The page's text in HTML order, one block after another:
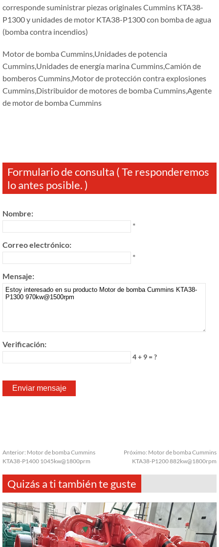
corresponde suministrar piezas originales Cummins KTA38-
P1300 y unidades de motor KTA38-P1300 con bomba de agua
(bomba contra incendios)
Motor de bomba Cummins,Unidades de potencia
Cummins,Unidades de energía marina Cummins,Camión de
bomberos Cummins,Motor de protección contra explosiones
Cummins,Distribuidor de motores de bomba Cummins,Agente
de motor de bomba Cummins
Formulario de consulta ( Te responderemos
lo antes posible. )
Nombre:
*
Correo electrónico:
*
Mensaje:
Verificación:
4 + 9 = ?
Anterior: Motor de bomba Cummins
KTA38-P1400 1045kw@1800prm
Próximo: Motor de bomba Cummins
KTA38-P1200 882kw@1800rpm
Quizás a ti también te guste